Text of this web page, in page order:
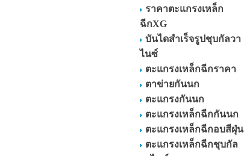
ราคาตะแกรงเหล็ก
ฉีกXG
บันไดสำเร็จรูปชุบกัลวา
ไนซ์
ตะแกรงเหล็กฉีกราคา
ตาข่ายกันนก
ตะแกรงกันนก
ตะแกรงเหล็กฉีกกันนก
ตะแกรงเหล็กฉีกอบสีฝุ่น
ตะแกรงเหล็กฉีกชุบกัล